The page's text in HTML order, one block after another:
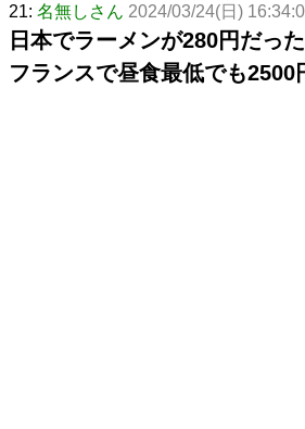
21: 名無しさん 2024/03/24(日)
日本でラーメンが280円だっ
フランスで昼食最低でも2500